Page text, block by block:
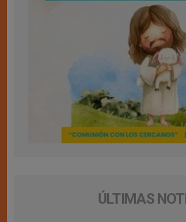
ÚLTIMAS